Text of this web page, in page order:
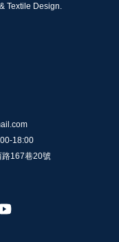
Textile Design.
18:00
路167巷20號